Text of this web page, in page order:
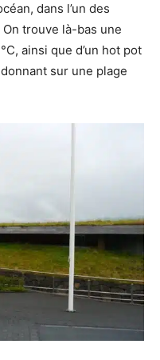
dans l’un des
trouve là-bas une
ainsi que d’un hot pot
sur une plage